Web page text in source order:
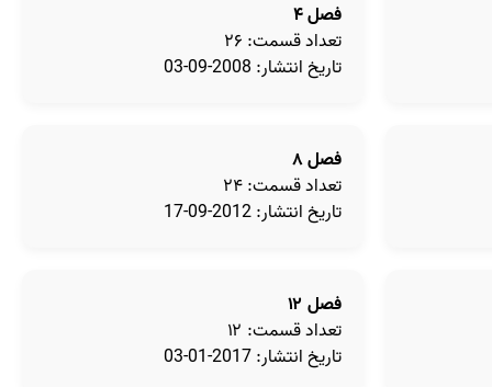
فصل ۴
تعداد قسمت: ۲۶
تاریخ انتشار: 2008-09-03
فصل ۸
تعداد قسمت: ۲۴
تاریخ انتشار: 2012-09-17
فصل ۱۲
تعداد قسمت: ۱۲
تاریخ انتشار: 2017-01-03